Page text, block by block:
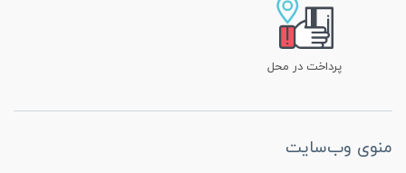
پرداخت در محل
منوی وب‌سایت